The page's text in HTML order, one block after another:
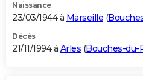
Naissance
23/03/1944 à Marseille (
Décès
21/11/1994 à Arles (Bouches-du-